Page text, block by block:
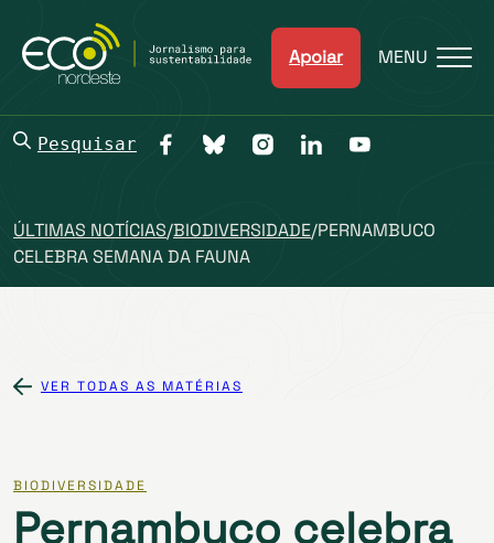
Apoiar MENU
Pesquisar
ÚLTIMAS NOTÍCIAS/BIODIVERSIDADE/PERNAMBUCO
CELEBRA SEMANA DA FAUNA
VER TODAS AS MATÉRIAS
BIODIVERSIDADE
Pernambuco celebra